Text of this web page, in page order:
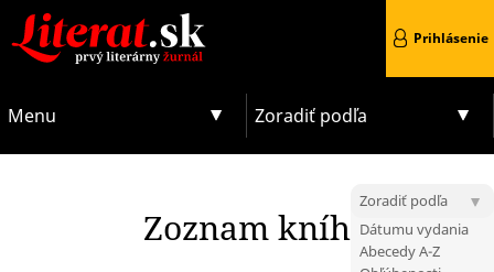
Menu Zoradiť podľa
Prihlásenie
Zoznam kníh
Zoradiť podľa
Dátumu vydania
Abecedy A-Z